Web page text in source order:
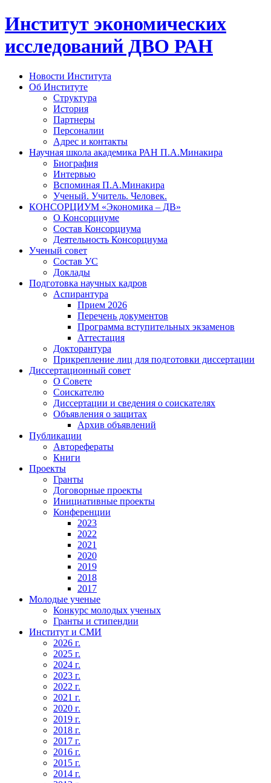
Институт экономических
исследований ДВО РАН
Новости Института
Об Институте
Структура
История
Партнеры
Персоналии
Адрес и контакты
Научная школа академика РАН П.А.Минакира
Биография
Интервью
Вспоминая П.А.Минакира
Ученый. Учитель. Человек.
КОНСОРЦИУМ «Экономика – ДВ»
О Консорциуме
Состав Консорциума
Деятельность Консорциума
Ученый совет
Состав УС
Доклады
Подготовка научных кадров
Аспирантура
Прием 2026
Перечень документов
Программа вступительных экзаменов
Аттестация
Докторантура
Прикрепление лиц для подготовки диссертации
Диссертационный совет
О Совете
Соискателю
Диссертации и сведения о соискателях
Объявления о защитах
Архив объявлений
Публикации
Авторефераты
Книги
Проекты
Гранты
Договорные проекты
Инициативные проекты
Конференции
2023
2022
2021
2020
2019
2018
2017
Молодые ученые
Конкурс молодых ученых
Гранты и стипендии
Институт и СМИ
2026 г.
2025 г.
2024 г.
2023 г.
2022 г.
2021 г.
2020 г.
2019 г.
2018 г.
2017 г.
2016 г.
2015 г.
2014 г.